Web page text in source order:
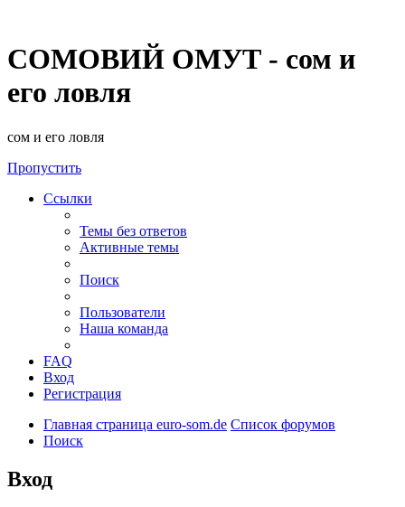
СОМОВИЙ ОМУТ - сом и
его ловля
сом и его ловля
Пропустить
Ссылки
Темы без ответов
Активные темы
Поиск
Пользователи
Наша команда
FAQ
Вход
Регистрация
Главная страница euro-som.de Список форумов
Поиск
Вход